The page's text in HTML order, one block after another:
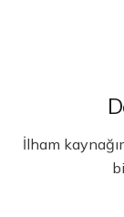
İlham